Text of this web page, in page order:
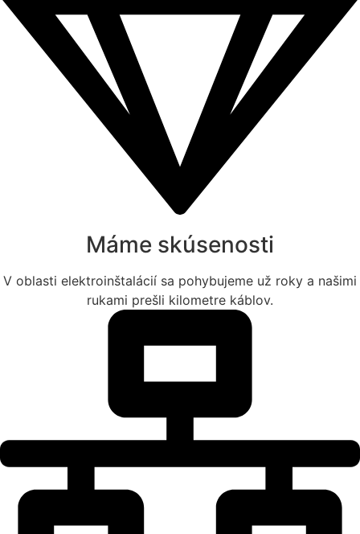
Máme skúsenosti
V oblasti elektroinštalácií sa pohybujeme už roky a našimi
rukami prešli kilometre káblov.